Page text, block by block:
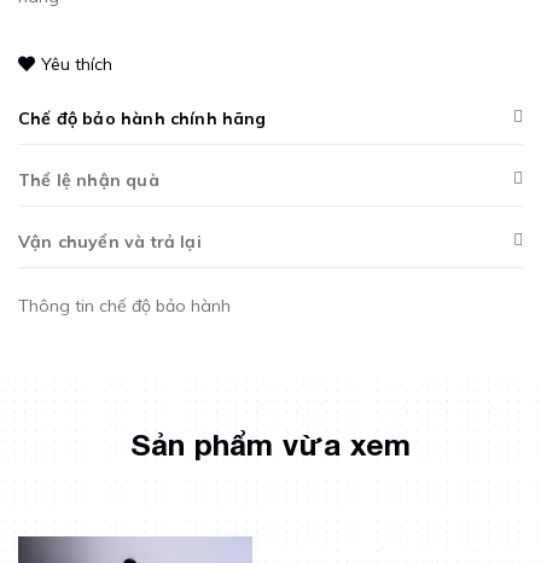
Yêu thích
Chế độ bảo hành chính hãng
Thể lệ nhận quà
Vận chuyển và trả lại
Thông tin chế độ bảo hành
Sản phẩm vừa xem